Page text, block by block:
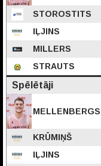
STOROSTITS
IĻJINS
MILLERS
STRAUTS
Spēlētāji
MELLENBERGS
KRŪMIŅŠ
IĻJINS